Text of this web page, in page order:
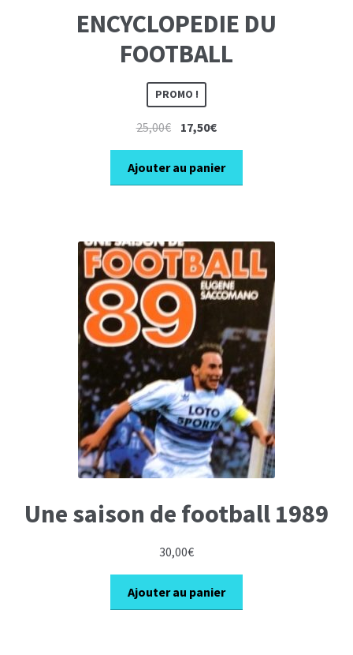
ENCYCLOPEDIE DU
FOOTBALL
PROMO !
25,00€ Le
prix
initial
était :
17,50€Le
prix
actuel
est :
Ajouter au panier
Une saison de football 1989
30,00€
Ajouter au panier